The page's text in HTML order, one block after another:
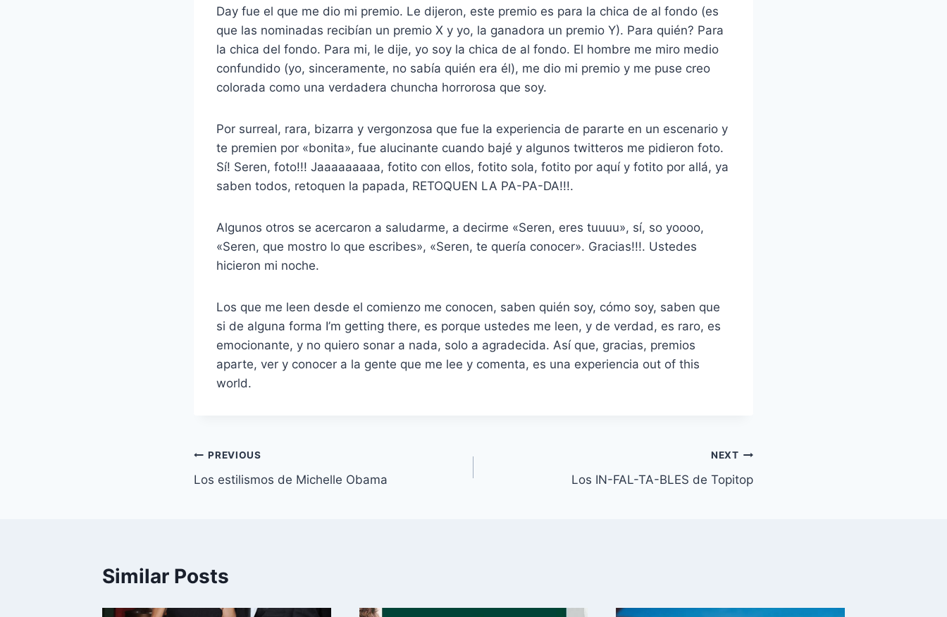
Day fue el que me dio mi premio. Le dijeron, este premio es para la chica de al fondo (es
que las nominadas recibían un premio X y yo, la ganadora un premio Y). Para quién? Para
la chica del fondo. Para mi, le dije, yo soy la chica de al fondo. El hombre me miro medio
confundido (yo, sinceramente, no sabía quién era él), me dio mi premio y me puse creo
colorada como una verdadera chuncha horrorosa que soy.
Por surreal, rara, bizarra y vergonzosa que fue la experiencia de pararte en un escenario y
te premien por «bonita», fue alucinante cuando bajé y algunos twitteros me pidieron foto.
Sí! Seren, foto!!! Jaaaaaaaaa, fotito con ellos, fotito sola, fotito por aquí y fotito por allá, ya
saben todos, retoquen la papada, RETOQUEN LA PA-PA-DA!!!.
Algunos otros se acercaron a saludarme, a decirme «Seren, eres tuuuu», sí, so yoooo,
«Seren, que mostro lo que escribes», «Seren, te quería conocer». Gracias!!!. Ustedes
hicieron mi noche.
Los que me leen desde el comienzo me conocen, saben quién soy, cómo soy, saben que
si de alguna forma I’m getting there, es porque ustedes me leen, y de verdad, es raro, es
emocionante, y no quiero sonar a nada, solo a agradecida. Así que, gracias, premios
aparte, ver y conocer a la gente que me lee y comenta, es una experiencia out of this
world.
Navegación
de
PREVIOUS
Los estilismos de Michelle Obama
NEXT
Los IN-FAL-TA-BLES de Topitop
Similar Posts